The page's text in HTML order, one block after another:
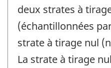
deux strates à
(échantillonnées
strate à tirage nul
La strate à tirage